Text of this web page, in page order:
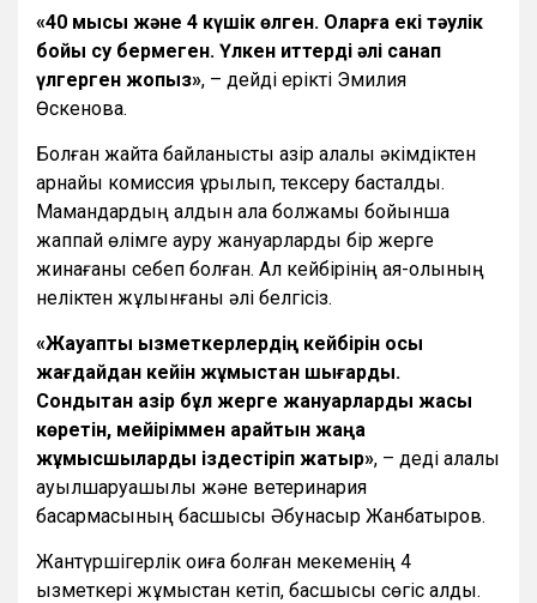
«40 мысық және 4 күшік өлген. Оларға екі тәулік
бойы су бермеген. Үлкен иттерді әлі санап
үлгерген жоқпыз», – дейді ерікті Эмилия
Өскенова.
Болған жайтқа байланысты қазір қалалық әкімдіктен
арнайы комиссия құрылып, тексеру басталды.
Мамандардың алдын ала болжамы бойынша
жаппай өлімге ауру жануарларды бір жерге
жинағаны себеп болған. Ал кейбірінің аяқ-қолының
неліктен жұлынғаны әлі белгісіз.
«Жауапты қызметкерлердің кейбірін осы
жағдайдан кейін жұмыстан шығардық.
Сондықтан қазір бұл жерге жануарларды жақсы
көретін, мейіріммен қарайтын жаңа
жұмысшыларды іздестіріп жатыр», – деді қалалық
ауылшаруашылық және ветеринария
басқармасының басшысы Әбунасыр Жанбатыров.
Жантүршігерлік оқиға болған мекеменің 4
қызметкері жұмыстан кетіп, басшысы сөгіс алды.